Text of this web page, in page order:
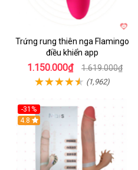
Trứng rung thiên nga Flamingo
điều khiển app
1.150.000₫ 1.619.000₫
(1,962)
-31%
4.8